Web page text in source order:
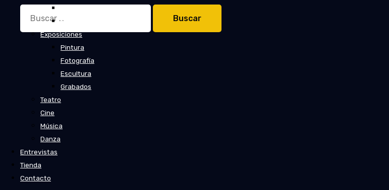
Buscar:
Novelas
Exposiciones
Pintura
Fotografía
Escultura
Grabados
Teatro
Cine
Música
Danza
Entrevistas
Tienda
Contacto